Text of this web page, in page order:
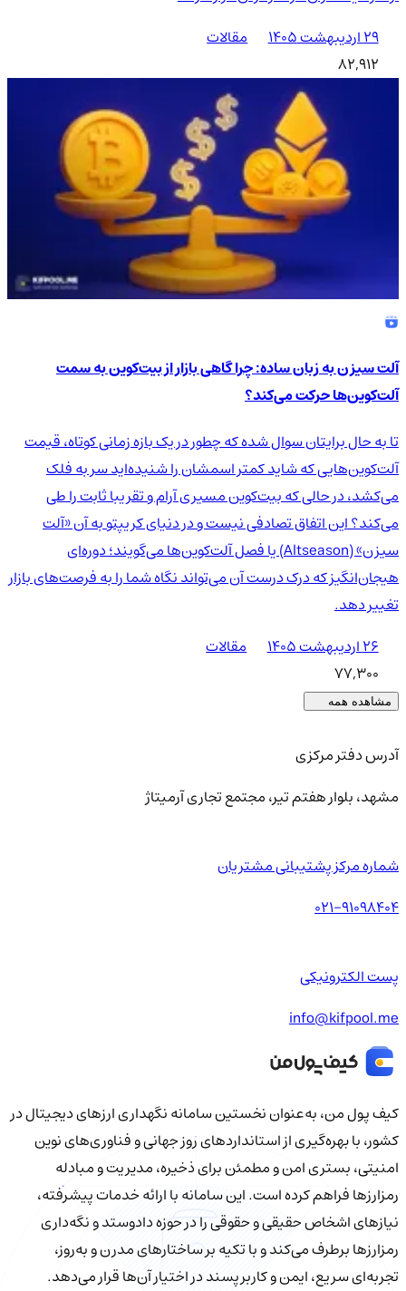
۲۹ اردیبهشت ۱۴۰۵
مقالات
82,912
آلت سیزن به زبان ساده: چرا گاهی بازار از بیت‌کوین به سمت
آلت‌کوین‌ها حرکت می‌کند؟
تا به حال برایتان سوال شده که چطور در یک بازه زمانی کوتاه، قیمت
آلت‌کوین‌هایی که شاید کمتر اسمشان را شنیده‌اید سر به فلک
می‌کشد، در حالی که بیت‌کوین مسیری آرام و تقریبا ثابت را طی
می‌کند؟ این اتفاق تصادفی نیست و در دنیای کریپتو به آن «آلت
سیزن» (Altseason) یا فصل آلت‌کوین‌ها می‌گویند؛ دوره‌ای
هیجان‌انگیز که درک درست آن می‌تواند نگاه شما را به فرصت‌های بازار
تغییر دهد.
۲۶ اردیبهشت ۱۴۰۵
مقالات
77,300
مشاهده همه
آدرس دفتر مرکزی
مشهد، بلوار هفتم تیر، مجتمع تجاری آرمیتاژ
شماره مرکز پشتیبانی مشتریان
021-91098404
پست الکترونیکی
info@kifpool.me
کیف‌ پول من، به‌عنوان نخستین سامانه نگهداری ارزهای دیجیتال در
کشور، با بهره‌گیری از استانداردهای روز جهانی و فناوری‌های نوین
امنیتی، بستری امن و مطمئن برای ذخیره، مدیریت و مبادله
رمزارزها فراهم کرده است. این سامانه با ارائه خدمات پیشرفته،
نیازهای اشخاص حقیقی و حقوقی را در حوزه دادوستد و نگه‌داری
رمزارزها برطرف می‌کند و با تکیه بر ساختارهای مدرن و به‌روز،
تجربه‌ای سریع، ایمن و کاربرپسند در اختیار آن‌ها قرار می‌دهد.